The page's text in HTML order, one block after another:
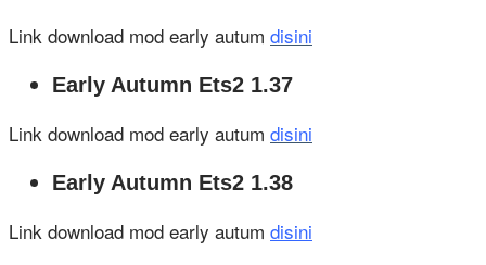
Link download mod early autum disini
Early Autumn Ets2 1.37
Link download mod early autum disini
Early Autumn Ets2 1.38
Link download mod early autum disini